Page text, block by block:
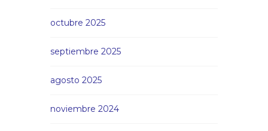
octubre 2025
septiembre 2025
agosto 2025
noviembre 2024